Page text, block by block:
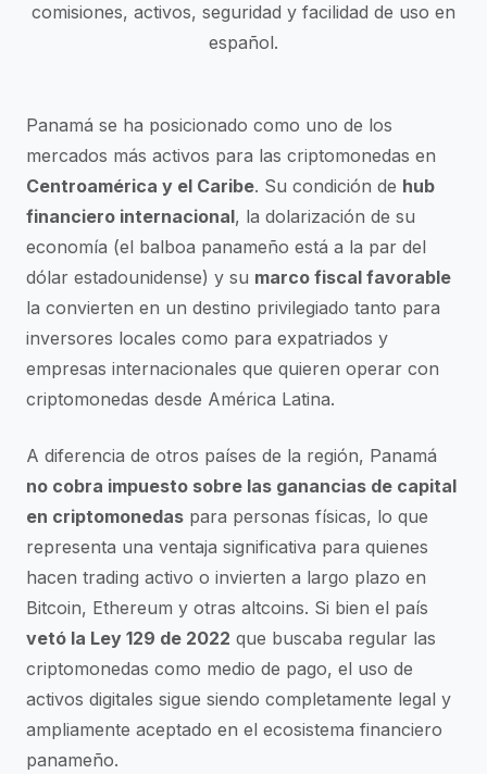
comisiones, activos, seguridad y facilidad de uso en
español.
Panamá se ha posicionado como uno de los
mercados más activos para las criptomonedas en
Centroamérica y el Caribe. Su condición de hub
financiero internacional, la dolarización de su
economía (el balboa panameño está a la par del
dólar estadounidense) y su marco fiscal favorable
la convierten en un destino privilegiado tanto para
inversores locales como para expatriados y
empresas internacionales que quieren operar con
criptomonedas desde América Latina.
A diferencia de otros países de la región, Panamá
no cobra impuesto sobre las ganancias de capital
en criptomonedas para personas físicas, lo que
representa una ventaja significativa para quienes
hacen trading activo o invierten a largo plazo en
Bitcoin, Ethereum y otras altcoins. Si bien el país
vetó la Ley 129 de 2022 que buscaba regular las
criptomonedas como medio de pago, el uso de
activos digitales sigue siendo completamente legal y
ampliamente aceptado en el ecosistema financiero
panameño.